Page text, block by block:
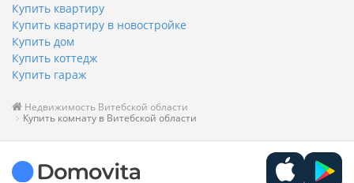
Купить квартиру
Купить квартиру в новостройке
Купить дом
Купить коттедж
Купить гараж
Недвижимость Витебской области
Купить комнату в Витебской области